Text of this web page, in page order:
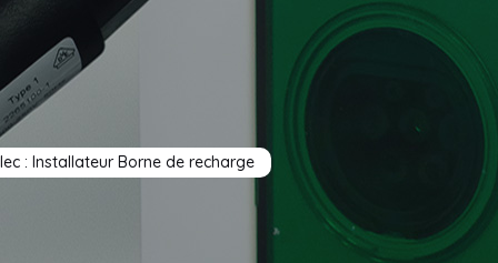
: Installateur Borne de recharge